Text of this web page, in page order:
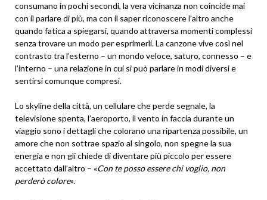
consumano in pochi secondi, la vera vicinanza non coincide mai
con il parlare di più, ma con il saper riconoscere l’altro anche
quando fatica a spiegarsi, quando attraversa momenti complessi
senza trovare un modo per esprimerli. La canzone vive così nel
contrasto tra l’esterno – un mondo veloce, saturo, connesso – e
l’interno – una relazione in cui si può parlare in modi diversi e
sentirsi comunque compresi.
Lo skyline della città, un cellulare che perde segnale, la
televisione spenta, l’aeroporto, il vento in faccia durante un
viaggio sono i dettagli che colorano una ripartenza possibile, un
amore che non sottrae spazio al singolo, non spegne la sua
energia e non gli chiede di diventare più piccolo per essere
accettato dall’altro – «Con te posso essere chi voglio, non
perderò colore».